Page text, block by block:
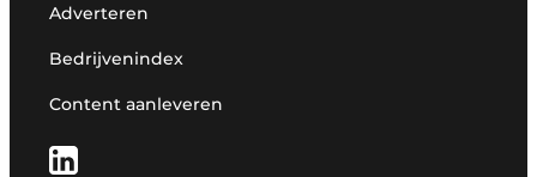
Adverteren
Bedrijvenindex
Content aanleveren